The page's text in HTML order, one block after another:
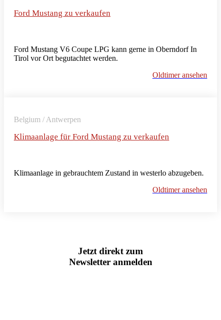
Ford Mustang zu verkaufen
Ford Mustang V6 Coupe LPG kann gerne in Oberndorf In
Tirol vor Ort begutachtet werden.
Oldtimer ansehen
Belgium / Antwerpen
Klimaanlage für Ford Mustang zu verkaufen
Klimaanlage in gebrauchtem Zustand in westerlo abzugeben.
Oldtimer ansehen
Jetzt direkt zum
Newsletter anmelden